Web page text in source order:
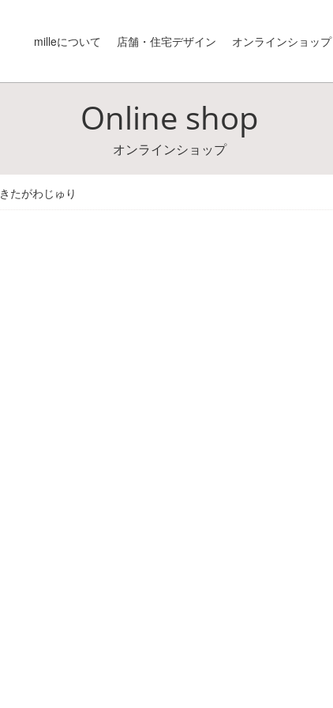
milleについて 店舗・住宅デザイン オンラインショップ
Online shop
オンラインショップ
きたがわじゅり